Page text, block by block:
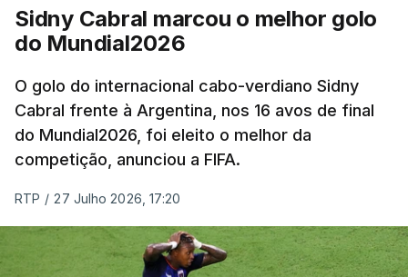
Sidny Cabral marcou o melhor golo
do Mundial2026
O golo do internacional cabo-verdiano Sidny
Cabral frente à Argentina, nos 16 avos de final
do Mundial2026, foi eleito o melhor da
competição, anunciou a FIFA.
RTP / 27 Julho 2026, 17:20